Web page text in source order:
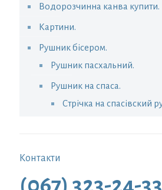
Водорозчинна канва купити.
Картини.
Рушник бісером.
Рушник пасхальний.
Рушник на спаса.
Стрічка на спасівский
Контакти
(067) 323-24-33